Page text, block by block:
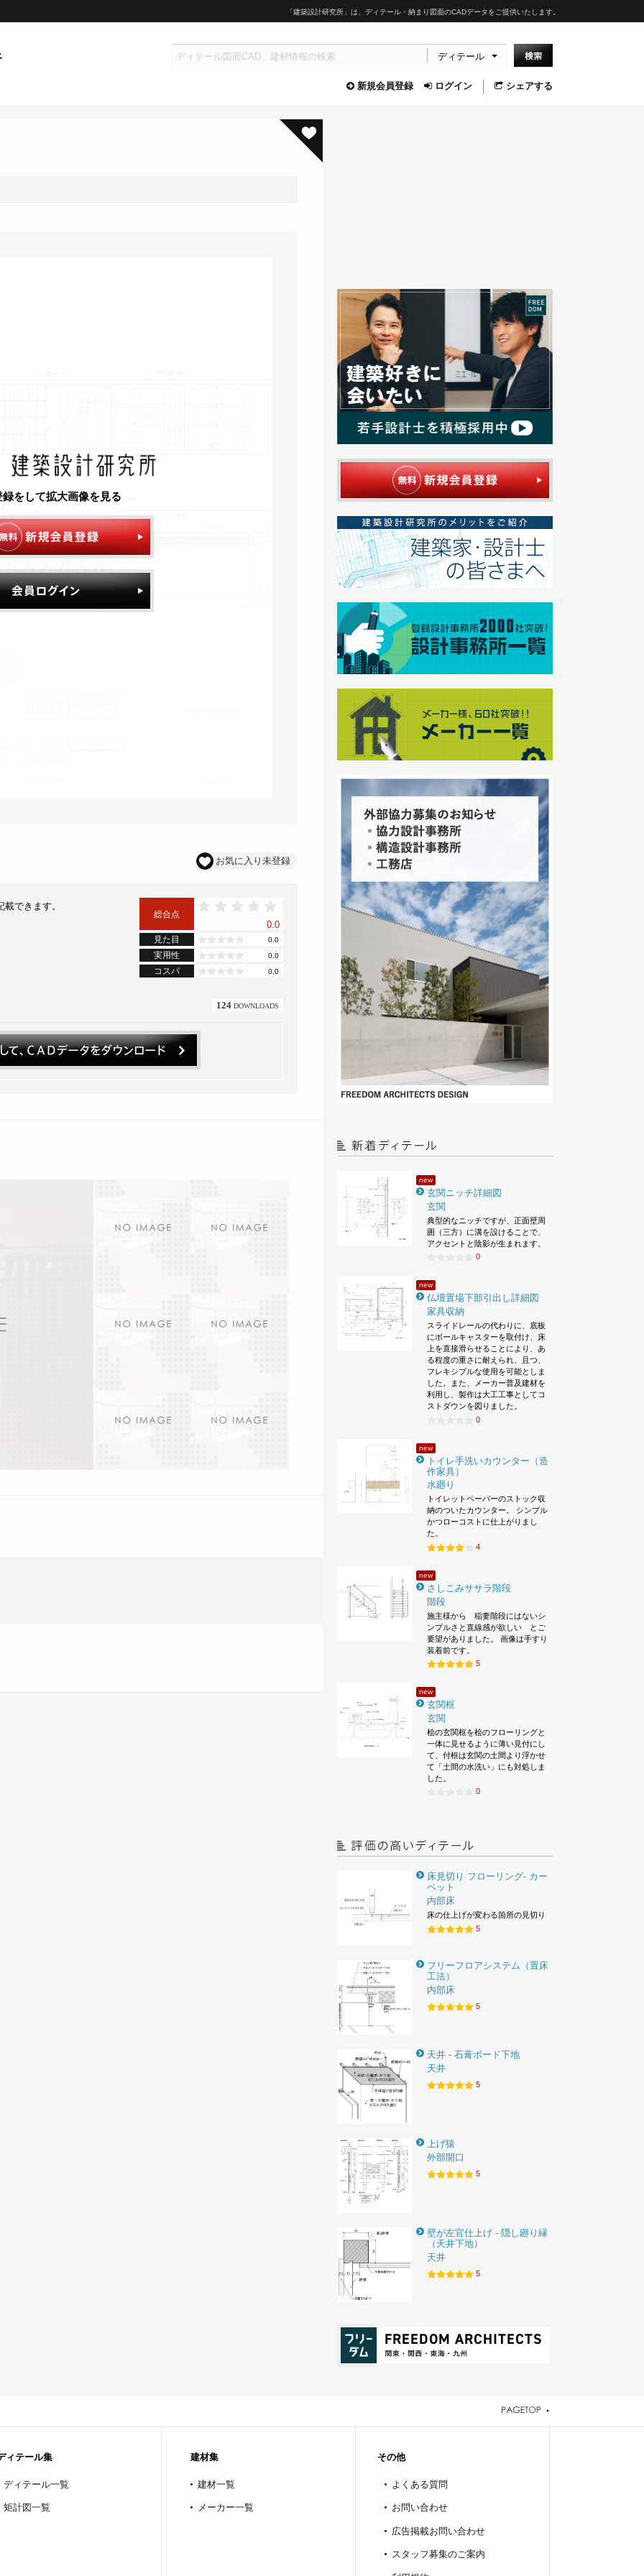
「建築設計研究所」は、ディテール・納まり図面のCADデータをご提供いたします。
ディテール
新規会員登録 ログイン シェアする
録をして拡大画像を見る
お気に入り未登録
できます。
総合点
0.0
見た目 0.0
実用性 0.0
コスパ 0.0
124 DOWNLOADS
new
玄関ニッチ詳細図
玄関
典型的なニッチですが、正面壁周
囲（三方）に溝を設けることで、
アクセントと陰影が生まれます。
0
new
仏壇置場下部引出し詳細図
家具収納
スライドレールの代わりに、底板
にボールキャスターを取付け、床
上を直接滑らせることにより、あ
る程度の重さに耐えられ、且つ、
フレキシブルな使用を可能としま
した。また、メーカー普及建材を
利用し、製作は大工工事としてコ
ストダウンを図りました。
0
new
トイレ手洗いカウンター（造
作家具）
水廻り
トイレットペーパーのストック収
納のついたカウンター。 シンプル
かつローコストに仕上がりまし
た。
4
new
さしこみササラ階段
階段
施主様から 稲妻階段にはないシ
ンプルさと直線感が欲しい とご
要望がありました。 画像は手すり
装着前です。
5
new
玄関框
玄関
桧の玄関框を桧のフローリングと
一体に見せるように薄い見付にし
て、付框は玄関の土間より浮かせ
て「土間の水洗い」にも対処しま
した。
0
床見切り フローリング- カー
ペット
内部床
床の仕上げが変わる箇所の見切り
5
フリーフロアシステム（置床
工法）
内部床
5
天井 - 石膏ボード下地
天井
5
上げ猿
外部開口
5
壁が左官仕上げ - 隠し廻り縁
（天井下地）
天井
5
ィテール集
ディテール一覧
矩計図一覧
建材集
建材一覧
メーカー一覧
その他
よくある質問
お問い合わせ
広告掲載お問い合わせ
スタッフ募集のご案内